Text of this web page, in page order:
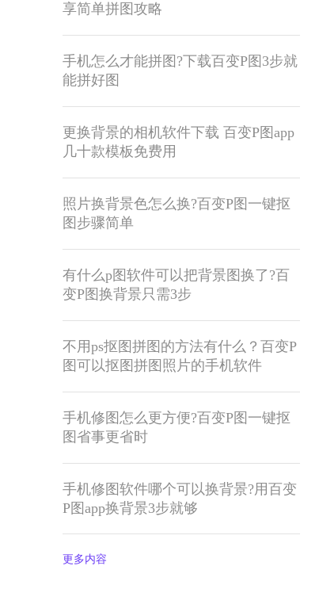
享简单拼图攻略
手机怎么才能拼图?下载百变P图3步就
能拼好图
更换背景的相机软件下载 百变P图app
几十款模板免费用
照片换背景色怎么换?百变P图一键抠
图步骤简单
有什么p图软件可以把背景图换了?百
变P图换背景只需3步
不用ps抠图拼图的方法有什么？百变P
图可以抠图拼图照片的手机软件
手机修图怎么更方便?百变P图一键抠
图省事更省时
手机修图软件哪个可以换背景?用百变
P图app换背景3步就够
更多内容